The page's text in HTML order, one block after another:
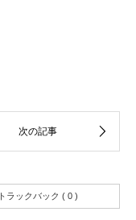
トラックバック ( 0 )